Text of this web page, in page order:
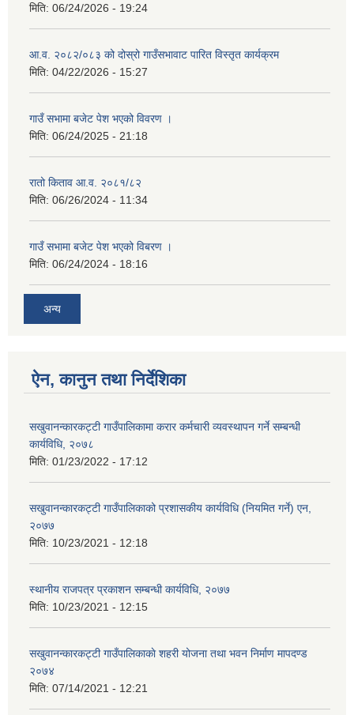
मिति: 06/24/2026 - 19:24
आ.व. २०८२/०८३ को दोस्रो गाउँसभावाट पारित विस्तृत कार्यक्रम
मिति: 04/22/2026 - 15:27
गाउँ सभामा बजेट पेश भएको विवरण ।
मिति: 06/24/2025 - 21:18
रातो किताव आ.व. २०८१/८२
मिति: 06/26/2024 - 11:34
गाउँ सभामा बजेट पेश भएको विबरण ।
मिति: 06/24/2024 - 18:16
अन्य
ऐन, कानुन तथा निर्देशिका
सखुवानन्कारकट्टी गाउँपालिकामा करार कर्मचारी व्यवस्थापन गर्ने सम्बन्धी
कार्यविधि, २०७८
मिति: 01/23/2022 - 17:12
सखुवानन्कारकट्टी गाउँपालिकाको प्रशासकीय कार्यविधि (नियमित गर्ने) एन,
२०७७
मिति: 10/23/2021 - 12:18
स्थानीय राजपत्र प्रकाशन सम्बन्धी कार्यविधि, २०७७
मिति: 10/23/2021 - 12:15
सखुवानन्कारकट्टी गाउँपालिकाकाे शहरी योजना तथा भवन निर्माण मापदण्ड
२०७४
मिति: 07/14/2021 - 12:21